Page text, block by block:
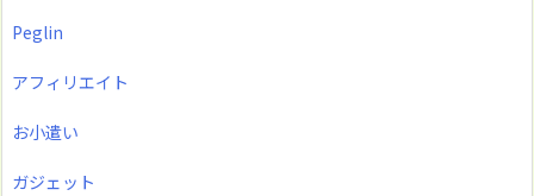
Peglin
アフィリエイト
お小遣い
ガジェット